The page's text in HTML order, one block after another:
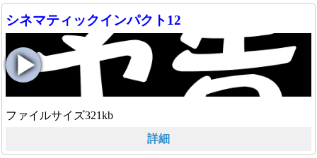
シネマティックインパクト12
ファイルサイズ321kb
詳細